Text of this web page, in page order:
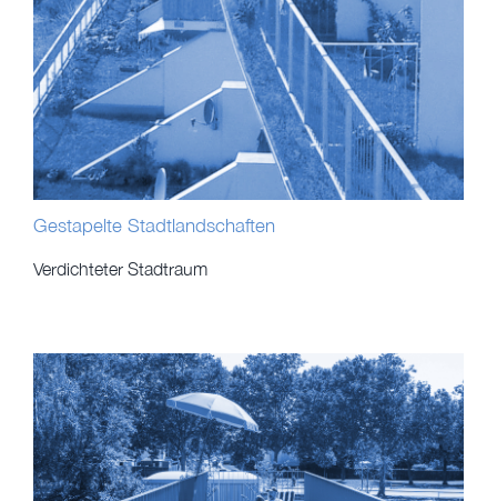
Gestapelte Stadtlandschaften
Verdichteter Stadtraum